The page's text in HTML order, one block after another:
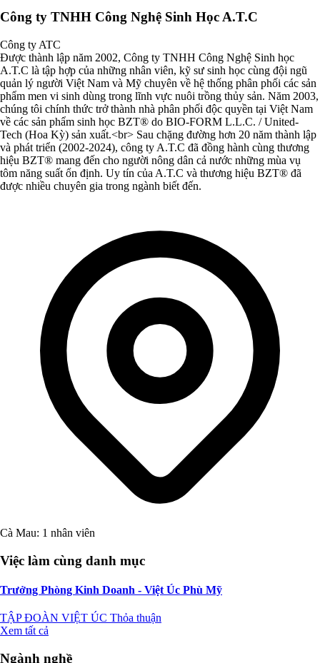
Công ty TNHH Công Nghệ Sinh Học A.T.C
Công ty ATC
Được thành lập năm 2002, Công ty TNHH Công Nghệ Sinh học
A.T.C là tập hợp của những nhân viên, kỹ sư sinh học cùng đội ngũ
quản lý người Việt Nam và Mỹ chuyên về hệ thống phân phối các sản
phẩm men vi sinh dùng trong lĩnh vực nuôi trồng thủy sản. Năm 2003,
chúng tôi chính thức trở thành nhà phân phối độc quyền tại Việt Nam
về các sản phẩm sinh học BZT® do BIO-FORM L.L.C. / United-
Tech (Hoa Kỳ) sản xuất.<br> Sau chặng đường hơn 20 năm thành lập
và phát triển (2002-2024), công ty A.T.C đã đồng hành cùng thương
hiệu BZT® mang đến cho người nông dân cả nước những mùa vụ
tôm năng suất ổn định. Uy tín của A.T.C và thương hiệu BZT® đã
được nhiều chuyên gia trong ngành biết đến.
Cà Mau: 1 nhân viên
Việc làm cùng danh mục
Trưởng Phòng Kinh Doanh - Việt Úc Phù Mỹ
TẬP ĐOÀN VIỆT ÚC Thỏa thuận
Xem tất cả
Ngành nghề